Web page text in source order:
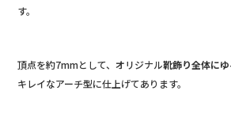
す。
頂点を約7mmとして、オリジナル靴飾り全体に
キレイなアーチ型に仕上げてあります。